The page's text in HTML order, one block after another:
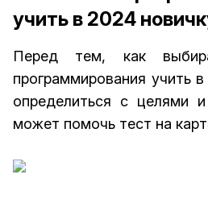
учить в 2024
Перед тем, как
программирования учить
определиться с целями
может помочь тест на